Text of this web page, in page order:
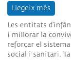
Llegeix més
Les entitats
i millorar la
reforçar el
social i sanitari.